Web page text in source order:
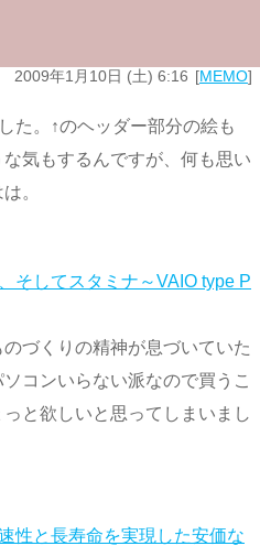
2009年1月10日 (土) 6:16 MEMO
た。↑のヘッダー部分の絵も
気もするんですが、何も思い
。
そしてスタミナ～VAIO type P
づくりの精神が息づいていた
コンいらない派なので買うこ
と欲しいと思ってしまいまし
性と長寿命を実現した安価な